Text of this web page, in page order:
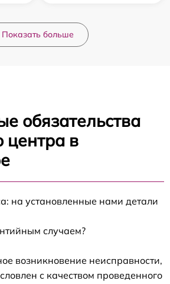
Показать больше
обязательства
центра в
на установленные нами детали
случаем?
возникновение неисправности,
с качеством проведенного